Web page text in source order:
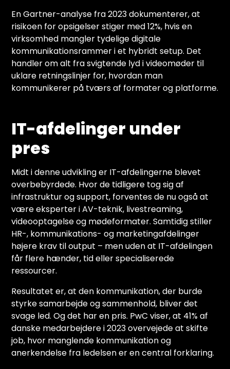
En Gartner-analyse fra 2023 dokumenterer, at
risikoen for opsigelser stiger med 12%, hvis en
virksomhed mangler tydelige digitale
kommunikationsrammer i et hybridt setup. Det
handler om alt fra svigtende lyd i videomøder til
uklare retningslinjer for, hvordan man
kommunikerer på tværs af formater og platforme.
IT-afdelinger under
pres
Midt i denne udvikling er IT-afdelingerne blevet
overbebyrdede. Hvor de tidligere tog sig af
infrastruktur og support, forventes de nu også at
være eksperter i AV-teknik, livestreaming,
videooptagelse og mødeformater. Samtidig stiller
HR-, kommunikations- og marketingafdelinger
højere krav til output – men uden at IT-afdelingen
får flere hænder, tid eller specialiserede
ressourcer.
Resultatet er, at den kommunikation, der burde
styrke samarbejde og sammenhold, bliver det
svage led. Og det har en pris. PwC viser, at 41% af
danske medarbejdere i 2023 overvejede at skifte
job, hvor manglende kommunikation og
anerkendelse fra ledelsen er en central forklaring.